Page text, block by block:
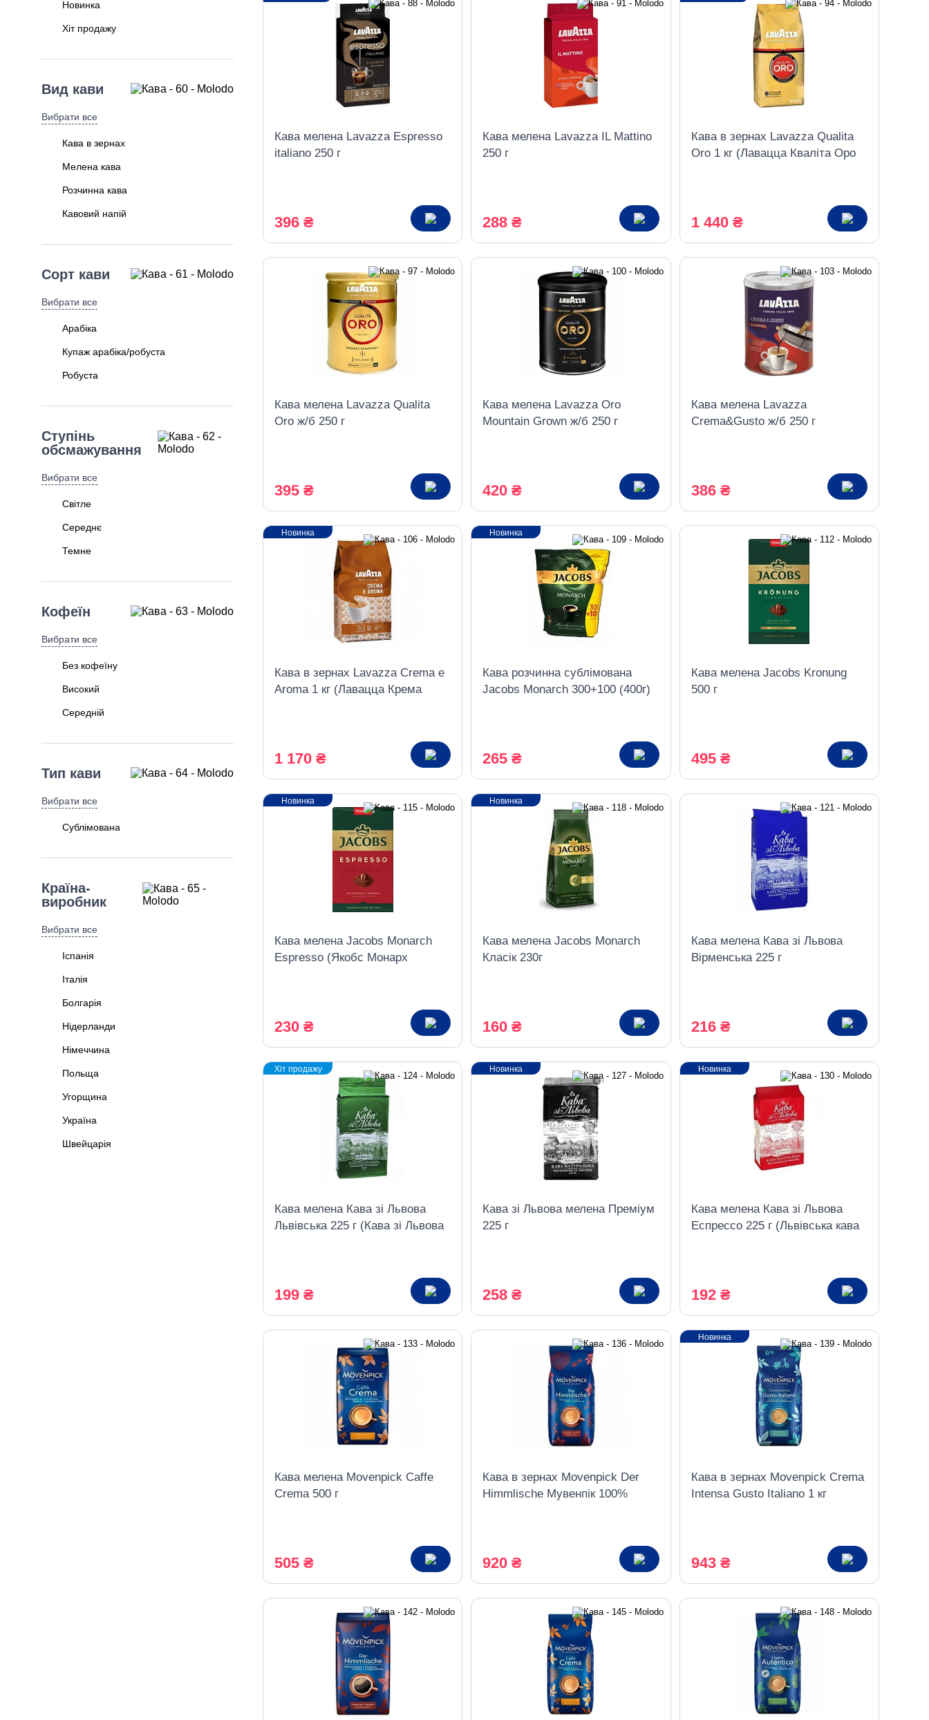
Новинка
Хіт продажу
Вид кави
Вибрати все
Кава в зернах
Мелена кава
Розчинна кава
Кавовий напій
Сорт кави
Вибрати все
Арабіка
Купаж арабіка/робуста
Робуста
Ступінь
обсмажування
Вибрати все
Світле
Середнє
Темне
Кофеїн
Вибрати все
Без кофеїну
Високий
Середній
Тип кави
Вибрати все
Сублімована
Країна-
виробник
Вибрати все
Іспанія
Італія
Болгарія
Нідерланди
Німеччина
Польща
Угорщина
Україна
Швейцарія
Кава мелена Lavazza Espresso
italiano 250 г
396 ₴
Кава мелена Lavazza IL Mattino
250 г
288 ₴
Кава в зернах Lavazza Qualita
Oro 1 кг (Лавацца Кваліта Оро
1 440 ₴
Кава мелена Lavazza Qualita
Oro ж/б 250 г
395 ₴
Кава мелена Lavazza Oro
Mountain Grown ж/б 250 г
420 ₴
Кава мелена Lavazza
Crema&Gusto ж/б 250 г
386 ₴
Кава в зернах Lavazza Crema e
Aroma 1 кг (Лавацца Крема
1 170 ₴
Новинка
Кава розчинна сублімована
Jacobs Monarch 300+100 (400г)
265 ₴
Новинка
Кава мелена Jacobs Kronung
500 г
495 ₴
Кава мелена Jacobs Monarch
Espresso (Якобс Монарх
230 ₴
Новинка
Кава мелена Jacobs Monarch
Класік 230г
160 ₴
Новинка
Кава мелена Кава зі Львова
Вірменська 225 г
216 ₴
Кава мелена Кава зі Львова
Львівська 225 г (Кава зі Львова
199 ₴
Хіт продажу
Кава зі Львова мелена Преміум
225 г
258 ₴
Новинка
Кава мелена Кава зі Львова
Еспрессо 225 г (Львівська кава
192 ₴
Новинка
Кава мелена Movenpick Caffe
Crema 500 г
505 ₴
Кава в зернах Movenpick Der
Himmlische Мувенпік 100%
920 ₴
Кава в зернах Movenpick Crema
Intensa Gusto Italiano 1 кг
943 ₴
Новинка